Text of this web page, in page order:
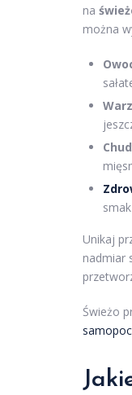
na
można
Unikaj
nadmiar
Świeżo